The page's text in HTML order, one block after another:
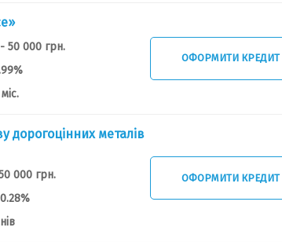
50 000 грн.
ОФОРМИТИ КРЕДИТ
дорогоцінних металів
000 грн.
ОФОРМИТИ КРЕДИТ